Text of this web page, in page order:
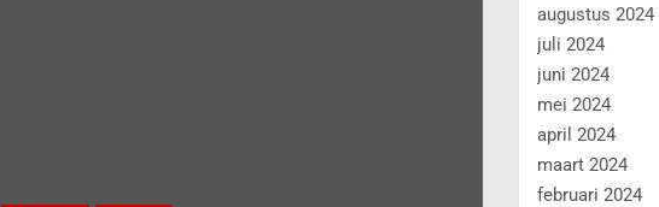
augustus 2024
juli 2024
juni 2024
mei 2024
april 2024
maart 2024
februari 2024